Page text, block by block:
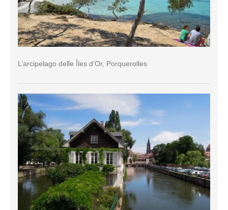
L’arcipelago delle Îles d’Or, Porquerolles